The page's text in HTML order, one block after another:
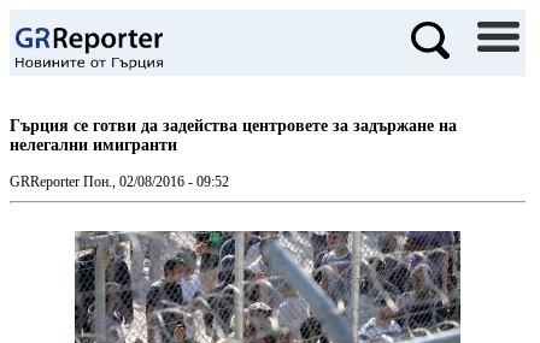
Гърция се готви да задейства центровете за задържане на
нелегални имигранти
GRReporter Пон., 02/08/2016 - 09:52